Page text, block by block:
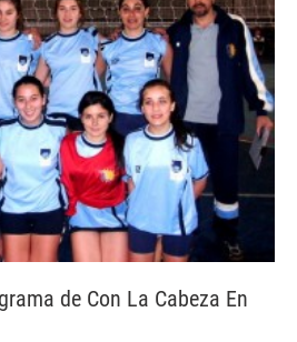
de Con La Cabeza En